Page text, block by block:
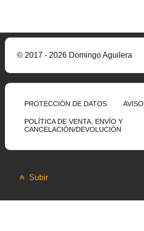
© 2017 - 2026 Domingo Aguilera
PROTECCIÓN DE DATOS
POLÍTICA DE VENTA, ENVÍO Y
CANCELACIÓN/DEVOLUCIÓN
Subir